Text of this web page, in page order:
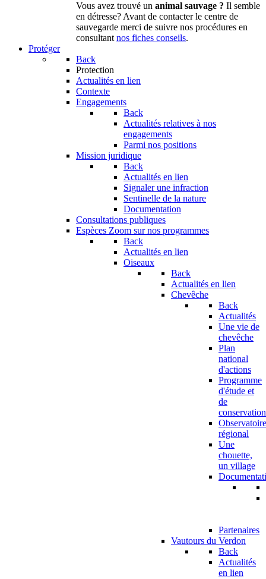
Vous avez trouvé un animal sauvage ? Il semble
en détresse? Avant de contacter le centre de
sauvegarde merci de suivre nos procédures en
consultantnos fiches conseils.
Protéger
Back
Protection
Actualités en lien
Contexte
Engagements
Back
Actualités relatives à nos
engagements
Parmi nos positions
Mission juridique
Back
Actualités en lien
Signaler une infraction
Sentinelle de la nature
Documentation
Consultations publiques
Espèces Zoom sur nos programmes
Back
Actualités en lien
Oiseaux
Back
Actualités en lien
Chevêche
Back
Actualités
Une vie de
chevêche
Plan
national
d'actions
Programme
d'étude et
de
conservation
Observatoire
régional
Une
chouette,
un village
Partenaires
Vautours du Verdon
Back
Actualités
en lien